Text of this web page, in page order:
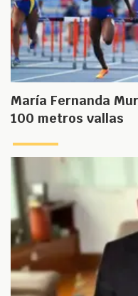
María Fernanda
100 metros vallas